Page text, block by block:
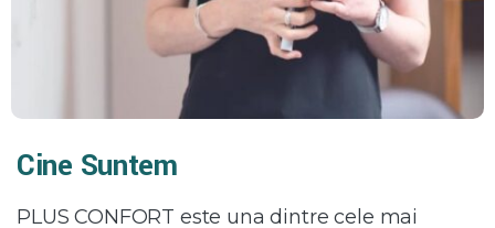
Cine Suntem
PLUS CONFORT este una dintre cele mai